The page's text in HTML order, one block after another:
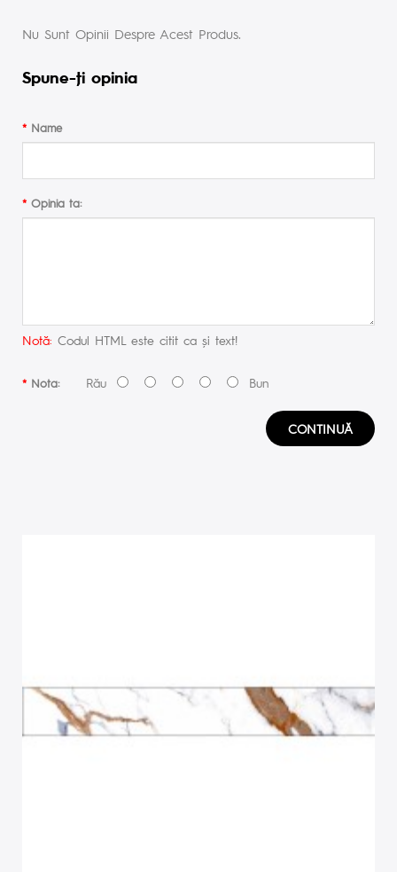
Nu Sunt Opinii Despre Acest Produs.
Spune-ţi opinia
Name
Opinia ta:
Notă: Codul HTML este citit ca şi text!
Nota:Rău Bun
CONTINUĂ